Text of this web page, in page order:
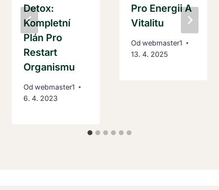
Detox:
Kompletní
Plán Pro
Restart
Organismu
Od webmaster1
6. 4. 2023
Pro Energii A
Vitalitu
Od webmaster1
13. 4. 2025